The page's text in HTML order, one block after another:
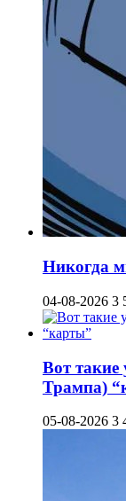
Никогда
04-08-2026 3
Вот такие
Трампа)
05-08-2026 3